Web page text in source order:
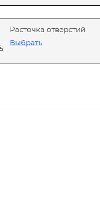
Расточка отверстий
Выбрать